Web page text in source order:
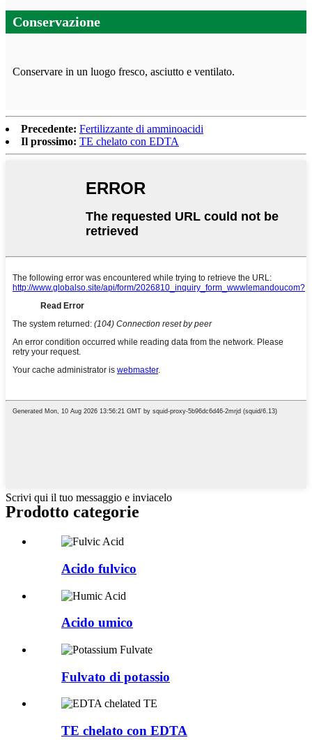
Conservazione
Conservare in un luogo fresco, asciutto e ventilato.
Precedente: Fertilizzante di amminoacidi
Il prossimo: TE chelato con EDTA
Scrivi qui il tuo messaggio e inviacelo
Prodotto categorie
Acido fulvico
Acido umico
Fulvato di potassio
TE chelato con EDTA